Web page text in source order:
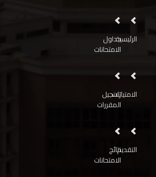
الرئيسيةجداول
الامتحانات
الامتيازاتتسجيل
المقررات
التقديمنتائج
الامتحانات